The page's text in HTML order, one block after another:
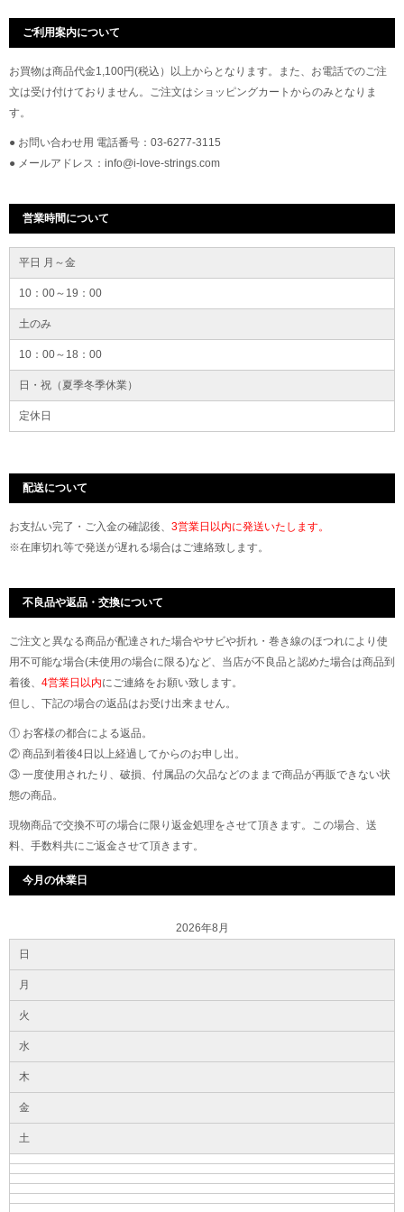
ご利用案内について
お買物は商品代金1,100円(税込）以上からとなります。また、お電話でのご注
文は受け付けておりません。ご注文はショッピングカートからのみとなりま
す。
● お問い合わせ用 電話番号：03-6277-3115
● メールアドレス：info@i-love-strings.com
営業時間について
平日 月～金
10：00～19：00
土のみ
10：00～18：00
日・祝（夏季冬季休業）
定休日
配送について
お支払い完了・ご入金の確認後、 3営業日以内に発送いたします。
※在庫切れ等で発送が遅れる場合はご連絡致します。
不良品や返品・交換について
ご注文と異なる商品が配達された場合やサビや折れ・巻き線のほつれにより使
用不可能な場合(未使用の場合に限る)など、当店が不良品と認めた場合は商品到
着後、 4営業日以内にご連絡をお願い致します。
但し、下記の場合の返品はお受け出来ません。
① お客様の都合による返品。
② 商品到着後4日以上経過してからのお申し出。
③ 一度使用されたり、破損、付属品の欠品などのままで商品が再販できない状
態の商品。
現物商品で交換不可の場合に限り返金処理をさせて頂きます。この場合、送
料、手数料共にご返金させて頂きます。
今月の休業日
2026年8月
日
月
火
水
木
金
土